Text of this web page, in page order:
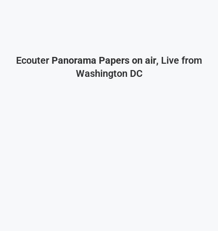
Ecouter Panorama Papers on air, Live from
Washington DC